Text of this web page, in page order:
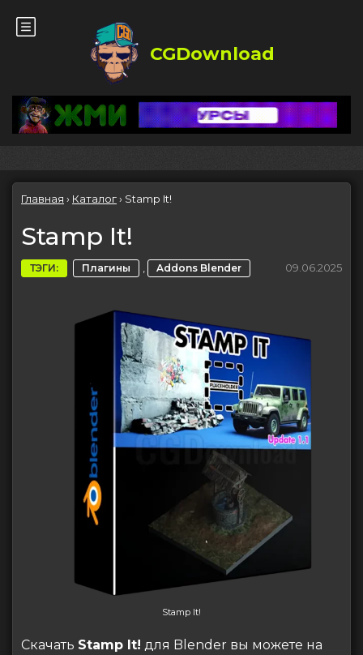
CGDownload
Главная › Каталог› Stamp It!
Stamp It!
ТЭГИ: Плагины , Addons Blender 09.06.2025
Stamp It!
Скачать Stamp It! для Blender вы можете на